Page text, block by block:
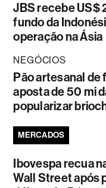
JBS recebe US$
fundo da
operação na Ásia
NEGÓCIOS
Pão artesanal de
aposta de 50 mi
popularizar
MERCADOS
Ibovespa recua
Wall Street após